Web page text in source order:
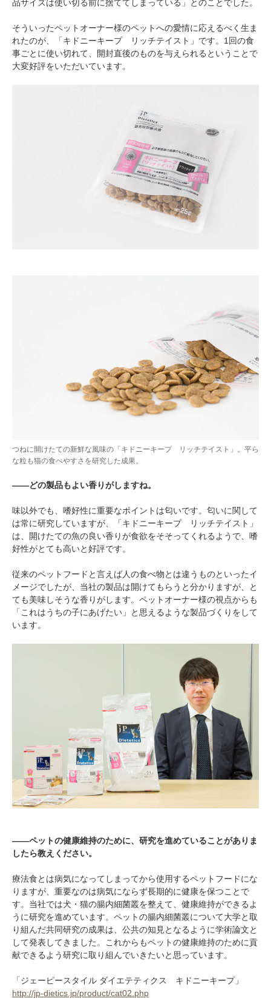
品サイズは使い切る前に捨ててしまっている」とのことでした。
そういったペットオーナー様のペットへの愛情に応えるべく生ま
れたのが、「キドニーキープ リッチテイスト」です。1回の食
事ごとに使い切れて、開封直後のものを与えられるということで
大変好評をいただいています。
つねに開けたての新鮮な風味の「キドニーキープ リッチテイスト」。平ら
な粒も猫の食べやすさを研究した成果。
――どの製品もよい香りがしますね。
味以外でも、嗜好性に重要なポイントは匂いです。匂いに関して
は常に研究していますが、「キドニーキープ リッチテイスト」
は、開けたての魚の良い香りが食欲をそそってくれるようで、嗜
好性がとても高いと好評です。
従来のペットフードと言えば人の食べ物とは違うものといったイ
メージでしたが、当社の製品は開けてもらうと分かりますが、と
ても美味しそうな香りがします。ペットオーナー様の視点からも
「これはうちの子にあげたい」と思えるような製品づくりをして
います。
――ペットの健康維持のために、研究を進めていることがありま
したら教えください。
療法食とは病気になってしまってから使用するペットフードにな
りますが、重要なのは病気にならず長期的に健康を保つことで
す。当社では犬・猫の腸内細菌叢を整えて、健康維持ができるよ
うに研究を進めています。ペットの腸内細菌叢について大学と取
り組んだ共同研究の成果は、公共の知見となるように学術論文と
して発表してきました。これからもペットの健康維持のために貢
献できるよう研究に取り組んでいきたいと思っています。
「ジェーピースタイル ダイエテティクス キドニーキープ」
http://jp-dietics.jp/product/cat02.php
pecodogs
いぬ部をフォロー
pecocats
ねこ部をフォロー